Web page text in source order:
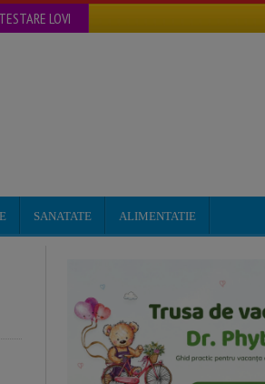
TESTARE LOVI
SANATATE ALIMENTATIE